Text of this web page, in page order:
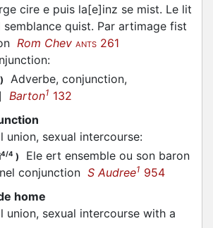
cire e puis la[e]inz se mist. Le lit
semblance quist. Par artimage fist
Rom Chev ANTS 261
:
)
Adverbe, conjunction,
Barton1 132
union, sexual intercourse:
4/4 )
Ele ert ensemble ou son baron
conjunction S Audree1 954
home
union, sexual intercourse with a